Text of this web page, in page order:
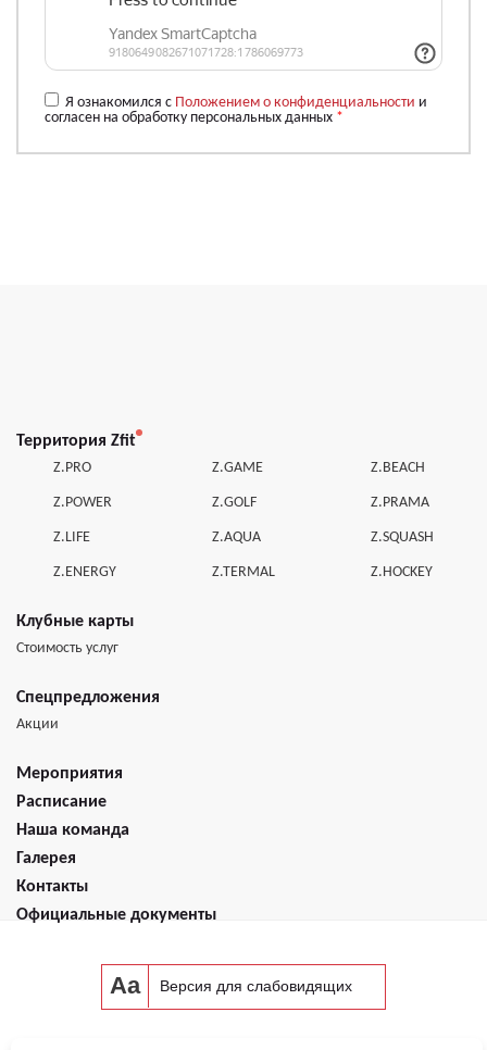
Я ознакомился с Положением о конфиденциальности и
согласен на обработку персональных данных *
Территория Zfit
Z.PRO
Z.POWER
Z.LIFE
Z.ENERGY
Z.GAME
Z.GOLF
Z.AQUA
Z.TERMAL
Z.BEACH
Z.PRAMA
Z.SQUASH
Z.HOCKEY
Клубные карты
Стоимость услуг
Спецпредложения
Акции
Мероприятия
Расписание
Наша команда
Галерея
Контакты
Официальные документы
Aa Версия для слабовидящих